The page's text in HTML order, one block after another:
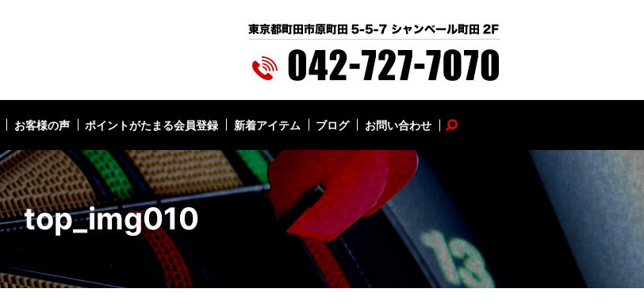
お客様の声 ポイントがたまる会員登録 新着アイテム ブログ お問い合わせ search
top_img010